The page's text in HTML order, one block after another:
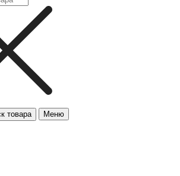
Меню